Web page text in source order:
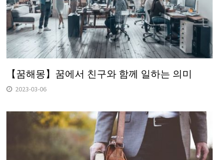
【꿈해몽】꿈에서 친구와 함께 일하는 의미
2023-03-06